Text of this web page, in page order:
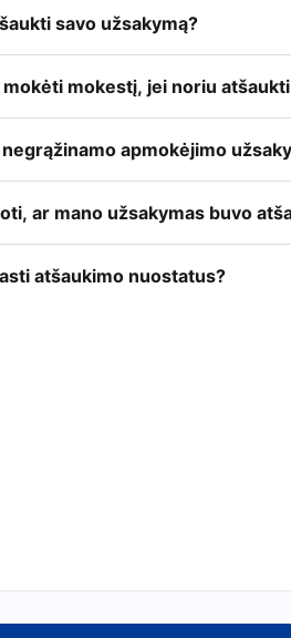
savo užsakymą?
mokestį, jei noriu
apmokėjimo
ar mano užsakymas buvo
atšaukimo nuostatus?